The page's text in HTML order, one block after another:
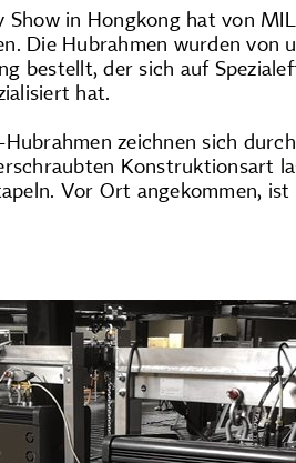
in Hongkong hat von
Die Hubrahmen wurden von
bestellt, der sich auf
hat.
zeichnen sich
Konstruktionsart
Vor Ort angekommen,